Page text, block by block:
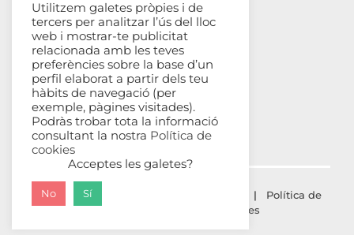
Contacte
Carrer Avinyó, 44 2n
08002 Barcelona
93 302 61 03
esplac@esplac.cat
© ESPLAC Copyright | Política de
privacitat
Política de cookies
Utilitzem galetes pròpies i de
tercers per analitzar l’ús del lloc
web i mostrar-te publicitat
relacionada amb les teves
preferències sobre la base d’un
perfil elaborat a partir dels teu
hàbits de navegació (per
exemple, pàgines visitades).
Podràs trobar tota la informació
consultant la nostra Política de
cookies
Acceptes les galetes?
No Sí